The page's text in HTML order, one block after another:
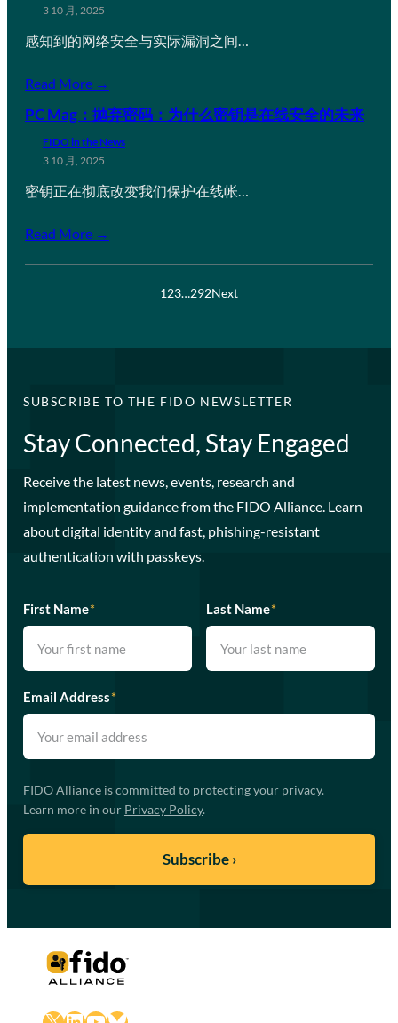
3 10 月, 2025
感知到的网络安全与实际漏洞之间…
Read More →
PC Mag：抛弃密码：为什么密钥是在线安全的未来
FIDO in the News
3 10 月, 2025
密钥正在彻底改变我们保护在线帐…
Read More →
123…292Next
SUBSCRIBE TO THE FIDO NEWSLETTER
Stay Connected, Stay Engaged
Receive the latest news, events, research and
implementation guidance from the FIDO Alliance. Learn
about digital identity and fast, phishing-resistant
authentication with passkeys.
First Name* Last Name*
Email Address*
FIDO Alliance is committed to protecting your privacy.
Learn more in our Privacy Policy.